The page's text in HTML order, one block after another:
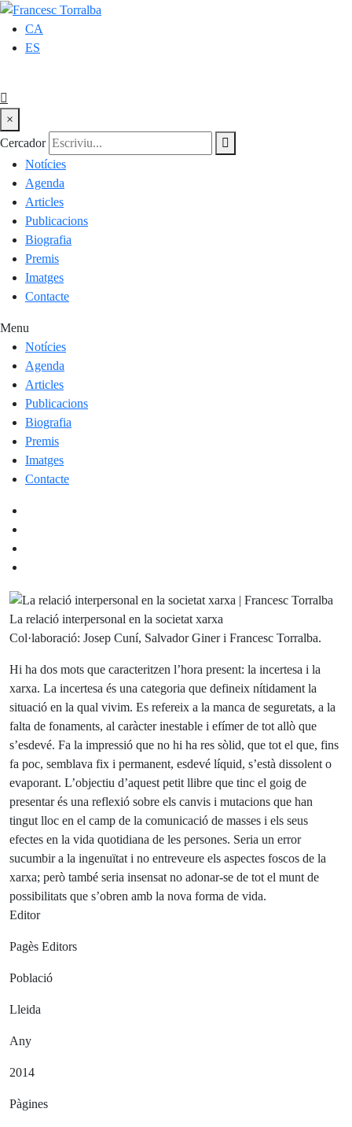
CA
ES
×
Cercador
Notícies
Agenda
Articles
Publicacions
Biografia
Premis
Imatges
Contacte
Menu
Notícies
Agenda
Articles
Publicacions
Biografia
Premis
Imatges
Contacte
La relació interpersonal en la societat xarxa
Col·laboració: Josep Cuní, Salvador Giner i Francesc Torralba.
Hi ha dos mots que caracteritzen l’hora present: la incertesa i la
xarxa. La incertesa és una categoria que defineix nítidament la
situació en la qual vivim. Es refereix a la manca de seguretats, a la
falta de fonaments, al caràcter inestable i efímer de tot allò que
s’esdevé. Fa la impressió que no hi ha res sòlid, que tot el que, fins
fa poc, semblava fix i permanent, esdevé líquid, s’està dissolent o
evaporant. L’objectiu d’aquest petit llibre que tinc el goig de
presentar és una reflexió sobre els canvis i mutacions que han
tingut lloc en el camp de la comunicació de masses i els seus
efectes en la vida quotidiana de les persones. Seria un error
sucumbir a la ingenuïtat i no entreveure els aspectes foscos de la
xarxa; però també seria insensat no adonar-se de tot el munt de
possibilitats que s’obren amb la nova forma de vida.
Editor
Pagès Editors
Població
Lleida
Any
2014
Pàgines